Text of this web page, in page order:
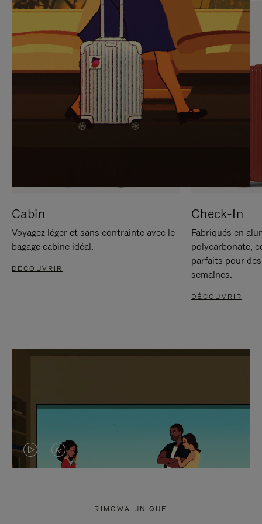
SUR
POUR
METTRE
PAUSE
VEUILLEZ
CLIQUER
POUR
RÉACTIVER
LE
SON
Cabin
Voyagez léger et sans contrainte avec le
bagage cabine idéal.
DÉCOUVRIR
Check-In
Fabriqués en
polycarbonate,
parfaits pour
semaines.
DÉCOUVRIR
LA LE
RIMOWA UNIQUE